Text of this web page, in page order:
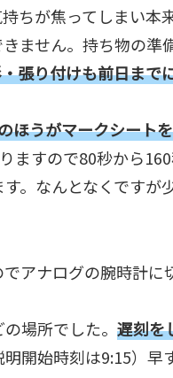
ちが焦ってしまい本
ません。持ち物の準
張り付けも前日まで
ほうがマークシート
ますので80秒から
。なんとなくですが
アナログの腕時計に
場所でした。 遅刻を
明開始時刻は9:15）